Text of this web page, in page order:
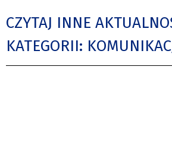
CZYTAJ INNE
KATEGORII: